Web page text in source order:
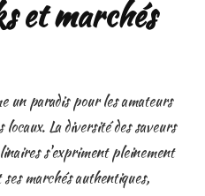
et marchés
un paradis pour les amateurs
La diversité des saveurs
s'expriment pleinement
marchés authentiques,